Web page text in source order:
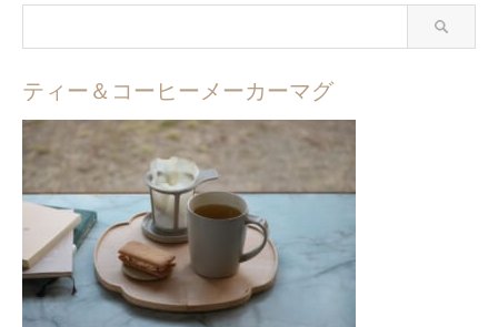
ティー＆コーヒーメーカーマグ